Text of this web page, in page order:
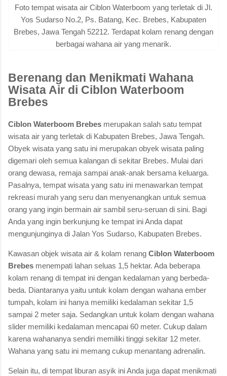
Foto tempat wisata air Ciblon Waterboom yang terletak di Jl.
Yos Sudarso No.2, Ps. Batang, Kec. Brebes, Kabupaten
Brebes, Jawa Tengah 52212. Terdapat kolam renang dengan
berbagai wahana air yang menarik.
Berenang dan Menikmati Wahana
Wisata Air di Ciblon Waterboom
Brebes
Ciblon Waterboom Brebes merupakan salah satu tempat
wisata air yang terletak di Kabupaten Brebes, Jawa Tengah.
Obyek wisata yang satu ini merupakan obyek wisata paling
digemari oleh semua kalangan di sekitar Brebes. Mulai dari
orang dewasa, remaja sampai anak-anak bersama keluarga.
Pasalnya, tempat wisata yang satu ini menawarkan tempat
rekreasi murah yang seru dan menyenangkan untuk semua
orang yang ingin bermain air sambil seru-seruan di sini. Bagi
Anda yang ingin berkunjung ke tempat ini Anda dapat
mengunjunginya di Jalan Yos Sudarso, Kabupaten Brebes.
Kawasan objek wisata air & kolam renang Ciblon Waterboom
Brebes menempati lahan seluas 1,5 hektar. Ada beberapa
kolam renang di tempat ini dengan kedalaman yang berbeda-
beda. Diantaranya yaitu untuk kolam dengan wahana ember
tumpah, kolam ini hanya memiliki kedalaman sekitar 1,5
sampai 2 meter saja. Sedangkan untuk kolam dengan wahana
slider memiliki kedalaman mencapai 60 meter. Cukup dalam
karena wahananya sendiri memiliki tinggi sekitar 12 meter.
Wahana yang satu ini memang cukup menantang adrenalin.
Selain itu, di tempat liburan asyik ini Anda juga dapat menikmati